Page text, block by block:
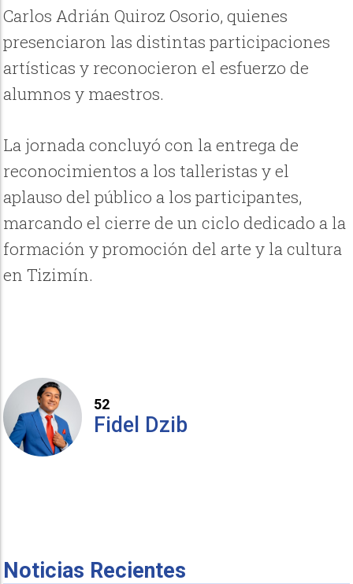
Carlos Adrián Quiroz Osorio, quienes
presenciaron las distintas participaciones
artísticas y reconocieron el esfuerzo de
alumnos y maestros.
La jornada concluyó con la entrega de
reconocimientos a los talleristas y el
aplauso del público a los participantes,
marcando el cierre de un ciclo dedicado a la
formación y promoción del arte y la cultura
en Tizimín.
52
Fidel Dzib
Noticias Recientes